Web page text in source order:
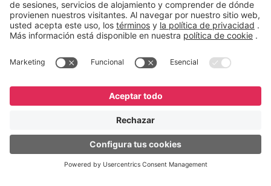
© GeneXus. Todos los derechos reservados. GeneXus